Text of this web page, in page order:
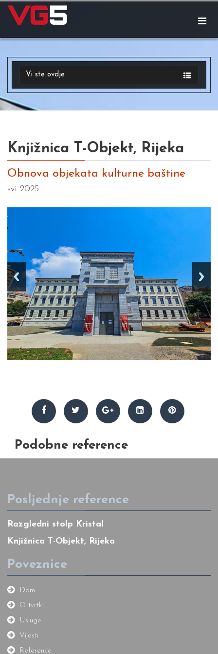
Vi ste ovdje
Knjižnica T-Objekt, Rijeka
Obnova objekata kulturne baštine
svi 2025
Podobne reference
Posljednje reference
Razgledni stolp Kristal
Knjižnica T-Objekt, Rijeka
Poveznice
Dom
O tvrtki
Usluge
Vijesti
Reference